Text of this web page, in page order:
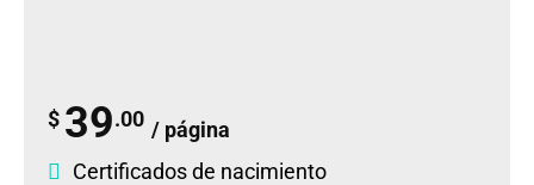
$ 39.00 / página
Certificados de nacimiento